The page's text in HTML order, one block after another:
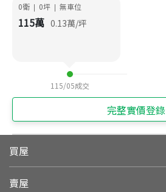
0衛 | 0坪 | 無車位
115萬 0.13萬/坪
115/05成交
完整實價登錄
買屋
賣屋